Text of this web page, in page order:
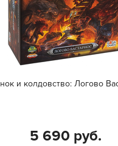
и колдовство: Логово
5 690 руб.